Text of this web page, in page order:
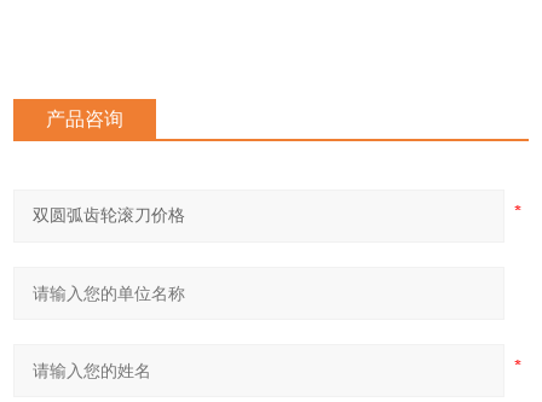
产品咨询